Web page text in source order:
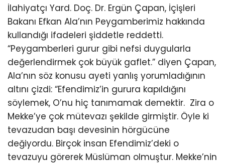
İlahiyatçı Yard. Doç. Dr. Ergün Çapan, İçişleri
Bakanı Efkan Ala’nın Peygamberimiz hakkında
kullandığı ifadeleri şiddetle reddetti.
“Peygamberleri gurur gibi nefsi duygularla
değerlendirmek çok büyük gaflet.” diyen Çapan,
Ala’nın söz konusu ayeti yanlış yorumladığının
altını çizdi: “Efendimiz’in gurura kapıldığını
söylemek, O’nu hiç tanımamak demektir. Zira o
Mekke’ye çok mütevazı şekilde girmiştir. Öyle ki
tevazudan başı devesinin hörgücüne
değiyordu. Birçok insan Efendimiz’deki o
tevazuyu görerek Müslüman olmuştur. Mekke’nin